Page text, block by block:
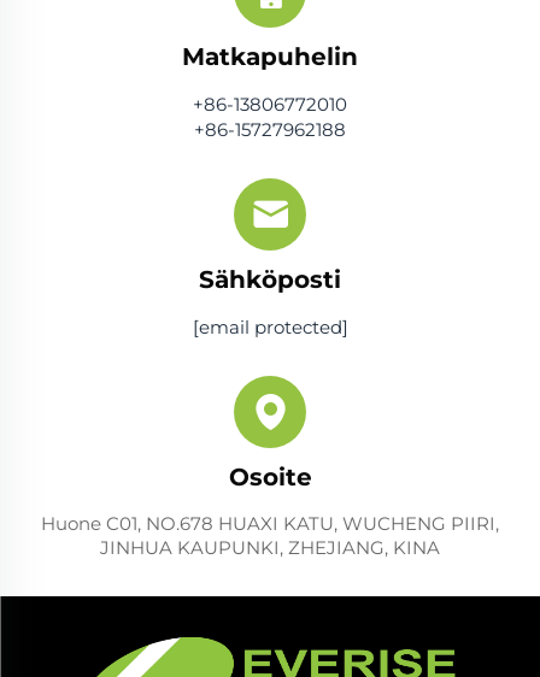
Matkapuhelin
+86-13806772010
+86-15727962188
Sähköposti
[email protected]
Osoite
Huone C01, NO.678 HUAXI KATU, WUCHENG PIIRI,
JINHUA KAUPUNKI, ZHEJIANG, KINA